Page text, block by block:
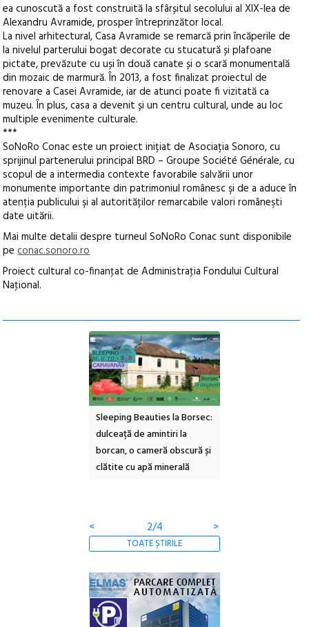
ea cunoscută a fost construită la sfârșitul secolului al XIX-lea de
Alexandru Avramide, prosper întreprinzător local.
La nivel arhitectural, Casa Avramide se remarcă prin încăperile de
la nivelul parterului bogat decorate cu stucatură și plafoane
pictate, prevăzute cu uși în două canate și o scară monumentală
din mozaic de marmură. În 2013, a fost finalizat proiectul de
renovare a Casei Avramide, iar de atunci poate fi vizitată ca
muzeu. În plus, casa a devenit și un centru cultural, unde au loc
multiple evenimente culturale.
***
SoNoRo Conac este un proiect inițiat de Asociația Sonoro, cu
sprijinul partenerului principal BRD – Groupe Société Générale, cu
scopul de a intermedia contexte favorabile salvării unor
monumente importante din patrimoniul românesc şi de a aduce în
atenția publicului şi al autorităților remarcabile valori româneşti
date uitării.
Mai multe detalii despre turneul SoNoRo Conac sunt disponibile
peconac.sonoro.ro
Proiect cultural co-finanţat de Administraţia Fondului Cultural
Naţional.
Sleeping Beauties la Borsec:
dulceață de amintiri la
borcan, o cameră obscură și
clătite cu apă minerală
< 2/4 >
TOATE ȘTIRILE